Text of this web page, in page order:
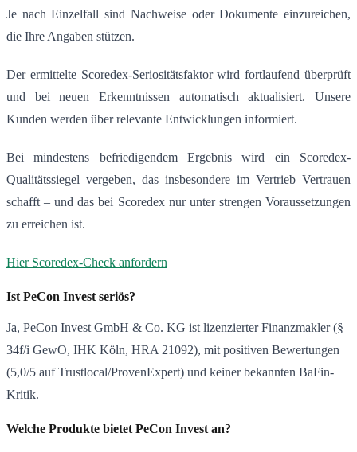
Je nach Einzelfall sind Nachweise oder Dokumente einzureichen,
die Ihre Angaben stützen.
Der ermittelte Scoredex-Seriositätsfaktor wird fortlaufend überprüft
und bei neuen Erkenntnissen automatisch aktualisiert. Unsere
Kunden werden über relevante Entwicklungen informiert.
Bei mindestens befriedigendem Ergebnis wird ein Scoredex-
Qualitätssiegel vergeben, das insbesondere im Vertrieb Vertrauen
schafft – und das bei Scoredex nur unter strengen Voraussetzungen
zu erreichen ist.
Hier Scoredex-Check anfordern
Ist PeCon Invest seriös?
Ja, PeCon Invest GmbH & Co. KG ist lizenzierter Finanzmakler (§
34f/i GewO, IHK Köln, HRA 21092), mit positiven Bewertungen
(5,0/5 auf Trustlocal/ProvenExpert) und keiner bekannten BaFin-
Kritik.
Welche Produkte bietet PeCon Invest an?